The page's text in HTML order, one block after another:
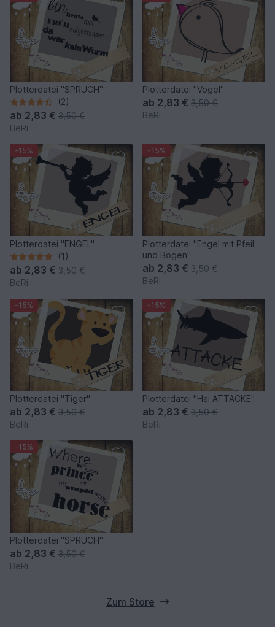
Plotterdatei "SPRUCH"
(2)
ab 2,83 € 3,50 €
BeRi
Plotterdatei "Vogel"
ab 2,83 € 3,50 €
BeRi
-15%
Plotterdatei "ENGEL"
(1)
ab 2,83 € 3,50 €
BeRi
-15%
Plotterdatei "Engel mit Pfeil
und Bogen"
ab 2,83 € 3,50 €
BeRi
-15%
Plotterdatei "Tiger"
ab 2,83 € 3,50 €
BeRi
-15%
Plotterdatei "Hai ATTACKE"
ab 2,83 € 3,50 €
BeRi
-15%
Plotterdatei "SPRUCH"
ab 2,83 € 3,50 €
BeRi
Zum Store